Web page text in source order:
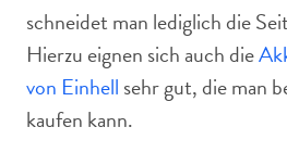
schneidet man lediglich die
Hierzu eignen sich auch die
von Einhell sehr gut, die man
kaufen kann.